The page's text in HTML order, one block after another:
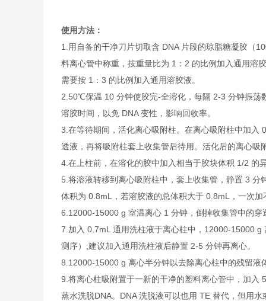
使用方法：
1. 用自备的干净刀片切取含 DNA 片段的琼脂糖凝胶（
料离心管中称重，按重量比为 1：2 的比例加入通用溶
需要按 1：3 的比例加入通用溶胶液。
2. 50℃保温 10 分钟使胶完-全溶化，每隔 2-3 分钟振荡
溶胶时间，以免 DNA 变性，影响回收率。
3. 在等待期间，活化离心吸附柱。在离心吸附柱中加
透液，再将吸附柱套上收集管后待用。活化后的离心吸
4. 在上柱前，在溶化的胶中加入相当于胶块体积 1/2
5. 将溶液转移到离心吸附柱中，套上收集管，静置 3
体积为 0.8mL，若溶胶液的总体积大于 0.8mL，一次
6. 12000-15000 g 室温离心 1 分钟，倒掉收集管中的穿
7. 加入 0.7mL 通用洗柱液于离心柱中，12000-15000
测序）,建议加入通用洗柱液后静置 2-5 分钟再离心。
8. 12000-15000 g 离心半分钟以去除离心柱中的残留液
9. 将离心柱吸附置于一新的干净的塑料离心管中，加入
蒸水洗脱DNA。DNA 洗脱液可以也用 TE 替代，但用